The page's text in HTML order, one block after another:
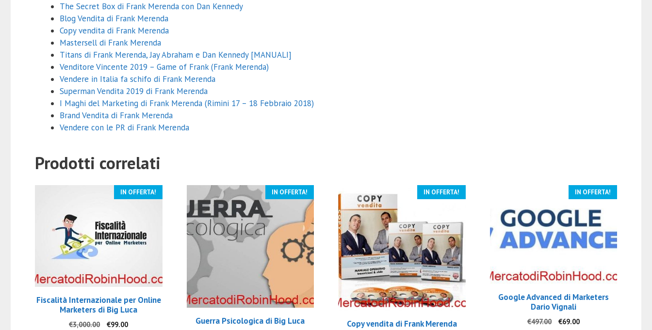
The Secret Box di Frank Merenda con Dan Kennedy
Blog Vendita di Frank Merenda
Copy vendita di Frank Merenda
Mastersell di Frank Merenda
Titans di Frank Merenda, Jay Abraham e Dan Kennedy [MANUALI]
Venditore Vincente 2019 – Game of Frank (Frank Merenda)
Vendere in Italia fa schifo di Frank Merenda
Superman Vendita 2019 di Frank Merenda
I Maghi del Marketing di Frank Merenda (Rimini 17 – 18 Febbraio 2018)
Brand Vendita di Frank Merenda
Vendere con le PR di Frank Merenda
Prodotti correlati
IN OFFERTA!
Fiscalità Internazionale per Online
Marketers di Big Luca
€3,000.00
Il
€99.00Il
IN OFFERTA!
Guerra Psicologica di Big Luca
IN OFFERTA!
Copy vendita di Frank Merenda
IN OFFERTA!
Google Advanced di Marketers
Dario Vignali
€497.00
Il
€69.00Il